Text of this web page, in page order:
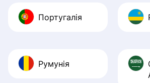
Португалія
Румунія